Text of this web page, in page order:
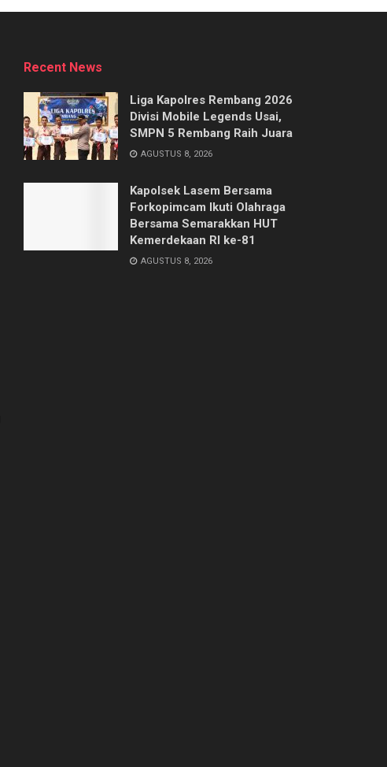
Recent News
Liga Kapolres Rembang 2026
Divisi Mobile Legends Usai,
SMPN 5 Rembang Raih Juara
AGUSTUS 8, 2026
Kapolsek Lasem Bersama
Forkopimcam Ikuti Olahraga
Bersama Semarakkan HUT
Kemerdekaan RI ke-81
AGUSTUS 8, 2026